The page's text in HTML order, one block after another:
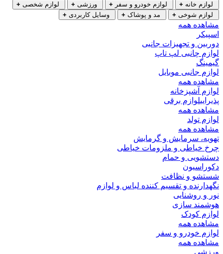
لوازم خانه + لوازم خودرو و سفر + ورزشی + لوازم شخصی +
لوازم شوخی + مد و پوشاک + وسایل کاربردی +
مشاهده همه
اسپیکر
دوربین و تجهیزات جانبی
لوازم چانبی لپ تاپ
گیمینگ
لوازم جانبی موبایل
مشاهده همه
لوازم آشپزخانه
پذیراییلوازم برقی
مشاهده همه
لوازم تولد
مشاهده همه
تهویه، سرمایش و گرمایش
چرخ خیاطی و ملزومات خیاطی
دستشویی و حمام
دکوراسیون
شستشو و نظافت
نگهدارنده و تقسیم کننده لباس و لوازم
نور و روشنایی
هوشمند سازی
لوازم کودک
مشاهده همه
لوازم خودرو و سفر
مشاهده همه
ورزشی